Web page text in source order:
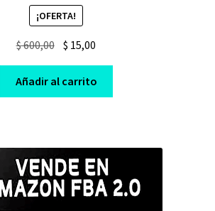
¡OFERTA!
$600,00 Original
price
was:
$ 600,00.
$ 15,00
price
is:
$ 15,00.
Añadir al carrito